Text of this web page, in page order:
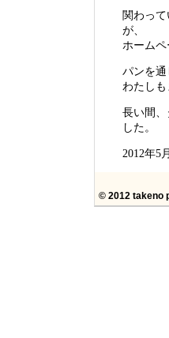
関わっ
が、
ホーム
パンを
わたし
長い間
した。
2012年5
© 2012 takeno